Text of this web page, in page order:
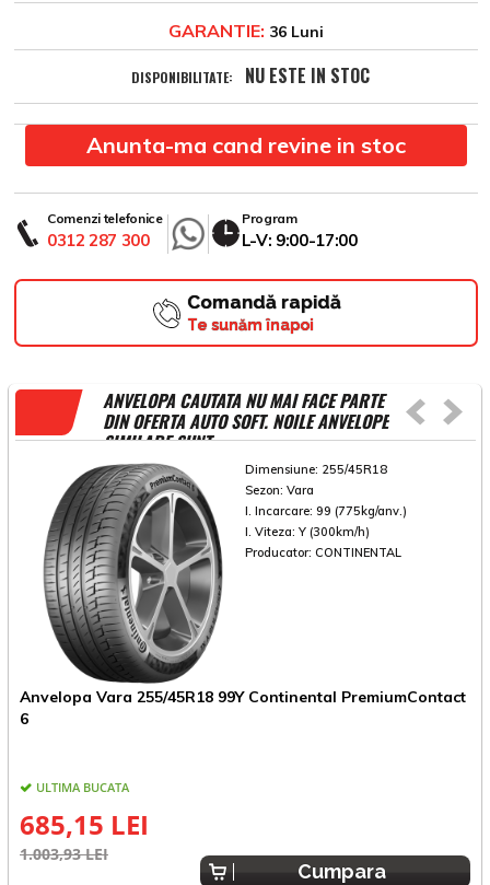
GARANTIE: 36 Luni
DISPONIBILITATE: NU ESTE IN STOC
Anunta-ma cand revine in stoc
Comenzi telefonice
0312 287 300
Program
L-V: 9:00-17:00
Comandă rapidă
Te sunăm înapoi
ANVELOPA CAUTATA NU MAI FACE PARTE
DIN OFERTA AUTO SOFT. NOILE ANVELOPE
SIMILARE SUNT
Dimensiune: 255/45R18
Sezon: Vara
I. Incarcare: 99 (775kg/anv.)
I. Viteza: Y (300km/h)
Producator: CONTINENTAL
Anvelopa Vara 255/45R18 99Y Continental PremiumContact
6
ULTIMA BUCATA
685,15 LEI
1.003,93 LEI
Cumpara